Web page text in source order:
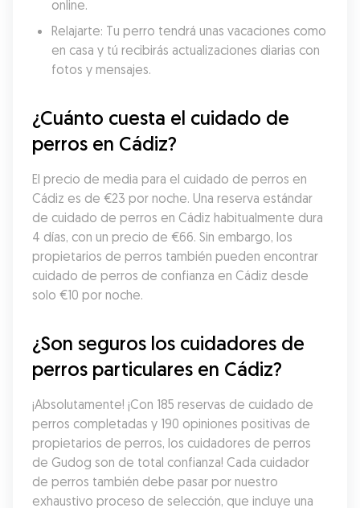
online.
Relajarte: Tu perro tendrá unas vacaciones como
en casa y tú recibirás actualizaciones diarias con
fotos y mensajes.
¿Cuánto cuesta el cuidado de
perros en Cádiz?
El precio de media para el cuidado de perros en
Cádiz es de €23 por noche. Una reserva estándar
de cuidado de perros en Cádiz habitualmente dura
4 días, con un precio de €66. Sin embargo, los
propietarios de perros también pueden encontrar
cuidado de perros de confianza en Cádiz desde
solo €10 por noche.
¿Son seguros los cuidadores de
perros particulares en Cádiz?
¡Absolutamente! ¡Con 185 reservas de cuidado de
perros completadas y 190 opiniones positivas de
propietarios de perros, los cuidadores de perros
de Gudog son de total confianza! Cada cuidador
de perros también debe pasar por nuestro
exhaustivo proceso de selección, que incluye una